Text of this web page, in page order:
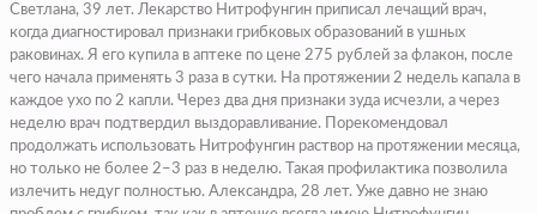
Светлана, 39 лет. Лекарство Нитрофунгин приписал лечащий врач,
когда диагностировал признаки грибковых образований в ушных
раковинах. Я его купила в аптеке по цене 275 рублей за флакон, после
чего начала применять 3 раза в сутки. На протяжении 2 недель капала в
каждое ухо по 2 капли. Через два дня признаки зуда исчезли, а через
неделю врач подтвердил выздоравливание. Порекомендовал
продолжать использовать Нитрофунгин раствор на протяжении месяца,
но только не более 2–3 раз в неделю. Такая профилактика позволила
излечить недуг полностью. Александра, 28 лет. Уже давно не знаю